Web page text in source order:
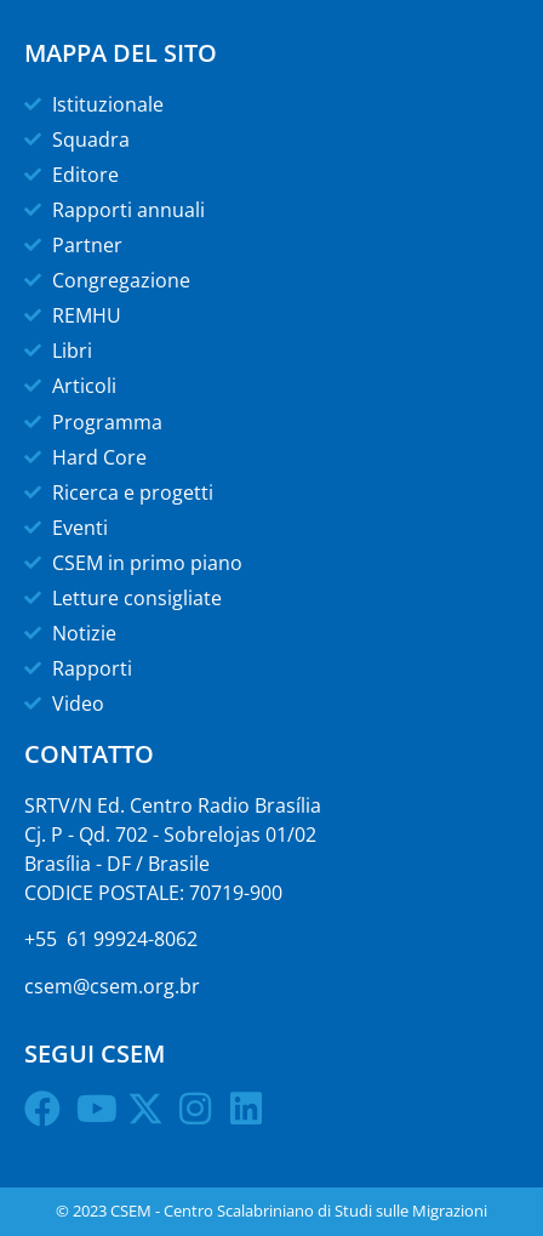
MAPPA DEL SITO
Istituzionale
Squadra
Editore
Rapporti annuali
Partner
Congregazione
REMHU
Libri
Articoli
Programma
Hard Core
Ricerca e progetti
Eventi
CSEM in primo piano
Letture consigliate
Notizie
Rapporti
Video
CONTATTO
SRTV/N Ed. Centro Radio Brasília
Cj. P - Qd. 702 - Sobrelojas 01/02
Brasília - DF / Brasile
CODICE POSTALE: 70719-900
+55 61 99924-8062
csem@csem.org.br
SEGUI CSEM
© 2023 CSEM - Centro Scalabriniano di Studi sulle Migrazioni